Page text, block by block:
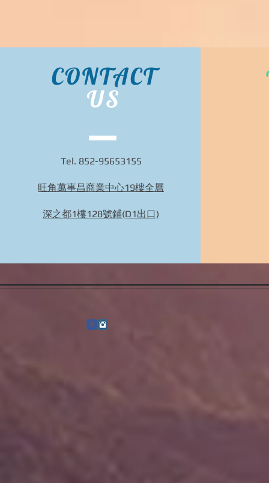
CONTACT
US
Tel. 852-95653155
旺角萬事昌商業中心19樓全層
深之都1樓128號鋪(D1出口)